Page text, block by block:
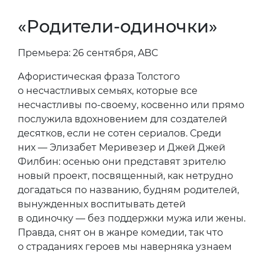
«Родители-одиночки»
Премьера: 26 сентября, ABC
Афористическая фраза Толстого
о несчастливых семьях, которые все
несчастливы по-своему, косвенно или прямо
послужила вдохновением для создателей
десятков, если не сотен сериалов. Среди
них — Элизабет Меривезер и Джей Джей
Филбин: осенью они представят зрителю
новый проект, посвященный, как нетрудно
догадаться по названию, будням родителей,
вынужденных воспитывать детей
в одиночку — без поддержки мужа или жены.
Правда, снят он в жанре комедии, так что
о страданиях героев мы наверняка узнаем